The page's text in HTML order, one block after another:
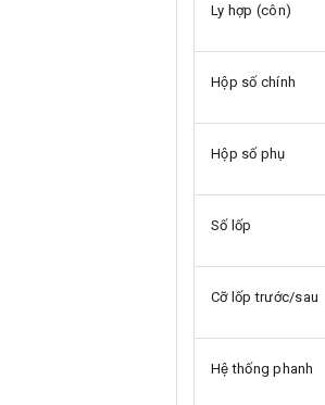
Ly hợp (côn)
Hộp số chính
Hộp số phụ
Số lốp
Cỡ lốp trước/sau
Hệ thống phanh